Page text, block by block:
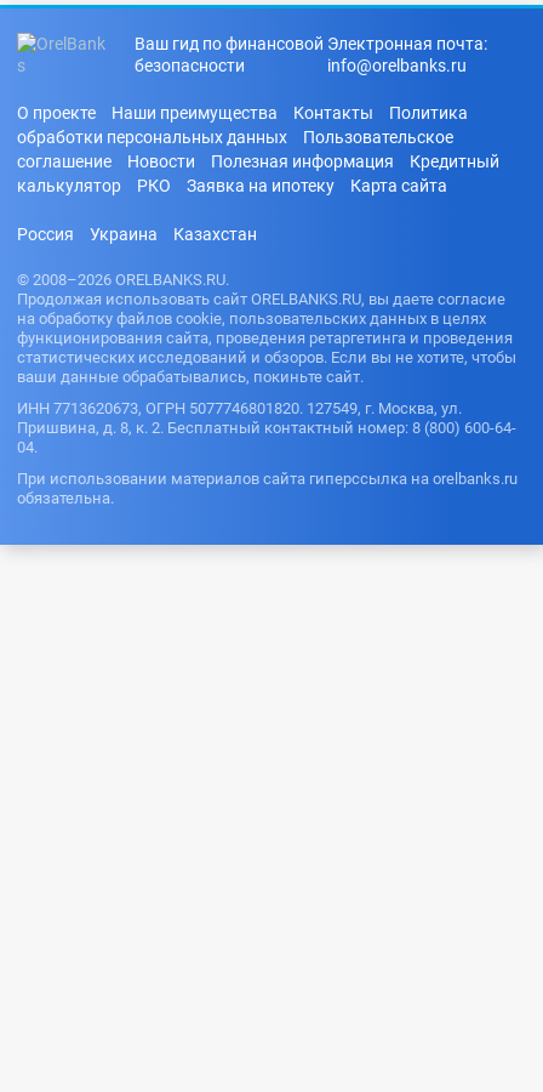
Ваш гид по финансовой
безопасности
Электронная почта:
info@orelbanks.ru
О проекте Наши преимущества Контакты
Политика
обработки персональных данных
Пользовательское
соглашение
Новости Полезная информация
Кредитный
калькулятор
РКО Заявка на ипотеку Карта сайта
Россия Украина Казахстан
© 2008–2026 ORELBANKS.RU.
Продолжая использовать сайт ORELBANKS.RU, вы даете согласие
на обработку файлов cookie, пользовательских данных в целях
функционирования сайта, проведения ретаргетинга и проведения
статистических исследований и обзоров. Если вы не хотите, чтобы
ваши данные обрабатывались, покиньте сайт.
ИНН 7713620673, ОГРН 5077746801820. 127549, г. Москва, ул.
Пришвина, д. 8, к. 2. Бесплатный контактный номер: 8 (800) 600-64-
04.
При использовании материалов сайта гиперссылка на orelbanks.ru
обязательна.